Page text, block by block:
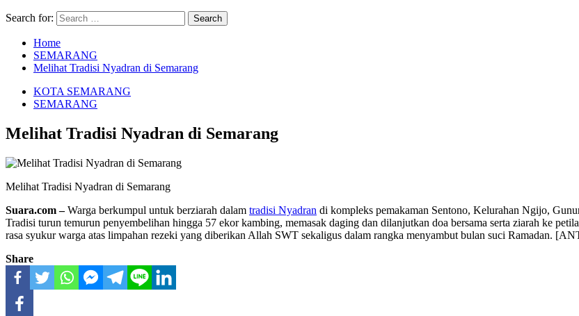
Search for:
Home
SEMARANG
Melihat Tradisi Nyadran di Semarang
KOTA SEMARANG
SEMARANG
Melihat Tradisi Nyadran di Semarang
Melihat Tradisi Nyadran di Semarang
Suara.com –Warga berkumpul untuk berziarah dalam tradisi Nyadran di kompleks pemakaman Sentono, Kelurahan Ngijo,
Tradisi turun temurun penyembelihan hingga 57 ekor kambing, memasak daging dan dilanjutkan doa bersama serta ziarah ke
rasa syukur warga atas limpahan rezeki yang diberikan Allah SWT sekaligus dalam rangka menyambut bulan suci Ramadan.
Share